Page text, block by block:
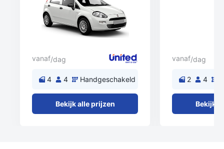
vanaf/dag
4 4 Handgeschakeld
Bekijk alle prijzen
vanaf/dag
2 4
Bekijk